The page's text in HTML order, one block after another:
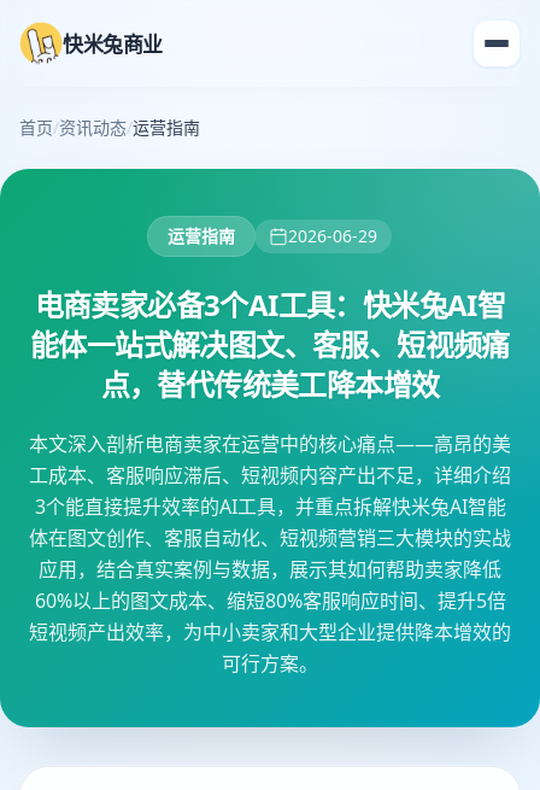
快米兔商业
首页/资讯动态/运营指南
运营指南 2026-06-29
电商卖家必备3个AI工具：快米兔AI智
能体一站式解决图文、客服、短视频痛
点，替代传统美工降本增效
本文深入剖析电商卖家在运营中的核心痛点——高昂的美
工成本、客服响应滞后、短视频内容产出不足，详细介绍
3个能直接提升效率的AI工具，并重点拆解快米兔AI智能
体在图文创作、客服自动化、短视频营销三大模块的实战
应用，结合真实案例与数据，展示其如何帮助卖家降低
60%以上的图文成本、缩短80%客服响应时间、提升5倍
短视频产出效率，为中小卖家和大型企业提供降本增效的
可行方案。